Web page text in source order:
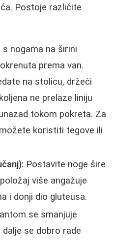
Postoje različite
s nogama na širini
prema van.
na stolicu, držeći
ne prelaze liniju
tokom pokreta. Za
koristiti tegove ili
Postavite noge šire
više angažuje
i donji dio gluteusa.
se smanjuje
se dobro rade